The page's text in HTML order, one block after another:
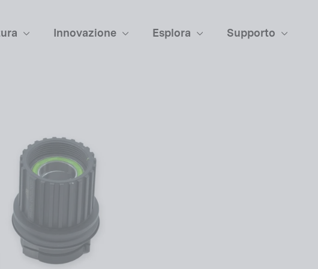
Innovazione Esplora Supporto